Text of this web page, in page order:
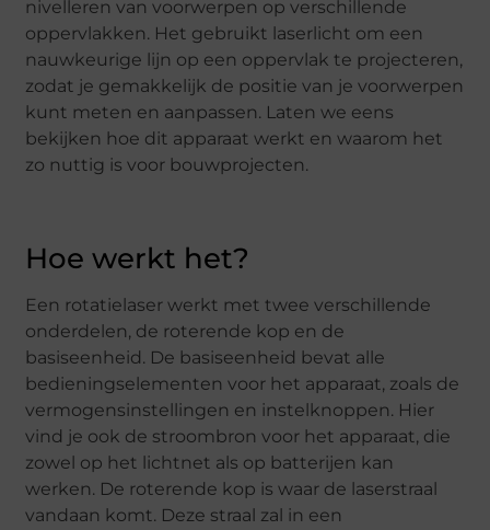
nivelleren van voorwerpen op verschillende
oppervlakken. Het gebruikt laserlicht om een
nauwkeurige lijn op een oppervlak te projecteren,
zodat je gemakkelijk de positie van je voorwerpen
kunt meten en aanpassen. Laten we eens
bekijken hoe dit apparaat werkt en waarom het
zo nuttig is voor bouwprojecten.
Hoe werkt het?
Een rotatielaser werkt met twee verschillende
onderdelen, de roterende kop en de
basiseenheid. De basiseenheid bevat alle
bedieningselementen voor het apparaat, zoals de
vermogensinstellingen en instelknoppen. Hier
vind je ook de stroombron voor het apparaat, die
zowel op het lichtnet als op batterijen kan
werken. De roterende kop is waar de laserstraal
vandaan komt. Deze straal zal in een